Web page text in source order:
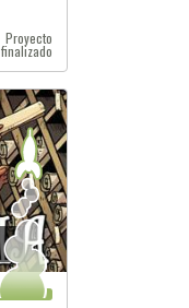
Proyecto
finalizado